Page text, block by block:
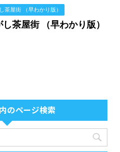
茶屋街 （早わかり版）
し茶屋街 （早わかり版）
のページ検索